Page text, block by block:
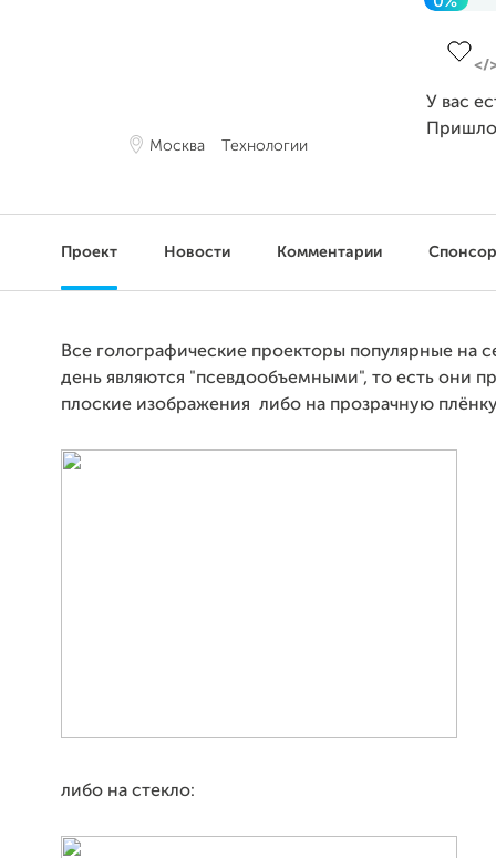
Москва Технологии
У вас
Проект Новости Комментарии
Все голографические проекторы популярные на
день являются "псевдообъемными", то есть они
плоские изображения либо на прозрачную
либо на стекло: